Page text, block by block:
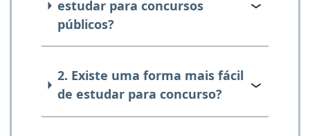
estudar para concursos
públicos?
2. Existe uma forma mais fácil
de estudar para concurso?